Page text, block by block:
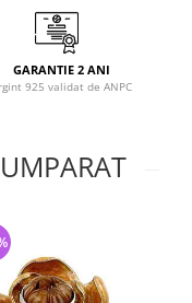
GARANTIE 2 ANI
925 validat de ANPC